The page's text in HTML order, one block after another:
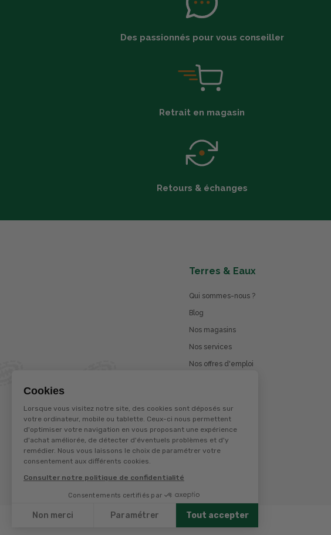
Cookies
Lorsque vous visitez notre site, des cookies sont déposés sur
votre ordinateur, mobile ou tablette. Ceux-ci nous permettent
d'optimiser votre navigation en vous proposant une expérience
d'achat améliorée, de détecter d'éventuels problèmes et d'y
remédier. Nous vous laissons le choix de paramétrer votre
consentement aux différents cookies.
Consulter notre politique de confidentialité
Consentements certifiés par
Non merci Paramétrer Tout accepter
Des passionnés pour vous conseiller
Retrait en magasin
Retours & échanges
Terres & Eaux
Qui sommes-nous ?
Blog
Nos magasins
Nos services
Nos offres d'emploi
La marque Terzéo
© Terres et eaux 2026
Politique de confidentialité